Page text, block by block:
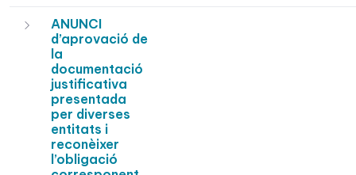
ANUNCI
d’aprovació de
la
documentació
justificativa
presentada
per diverses
entitats i
reconèixer
l’obligació